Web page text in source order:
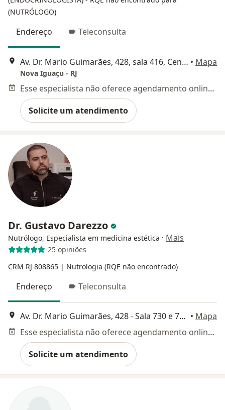
(NUTRÓLOGO)
Endereço Teleconsulta
Av. Dr. Mario Guimarães, 428, sala 416, Centro, Nova Iguaçu • Mapa
Nova Iguaçu - RJ
Esse especialista não oferece agendamento online para esse endereço.
Solicite um atendimento
Dr. Gustavo Darezzo
Nutrólogo, Especialista em medicina estética · Mais
25 opiniões
CRM RJ 808865 | Nutrologia (RQE não encontrado)
Endereço Teleconsulta
Av. Dr. Mario Guimarães, 428 - Sala 730 e 731 - Atendimento de longevidade, ortomolecular, obesidade ,hipertrofia, metabologia, Nova Iguaçu • Mapa
Esse especialista não oferece agendamento online para esse endereço.
Solicite um atendimento